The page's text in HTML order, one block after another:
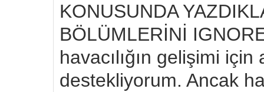
KONUSUNDA
BÖLÜMLERİNİ
havacılığın gelişimi için
destekliyorum. Ancak